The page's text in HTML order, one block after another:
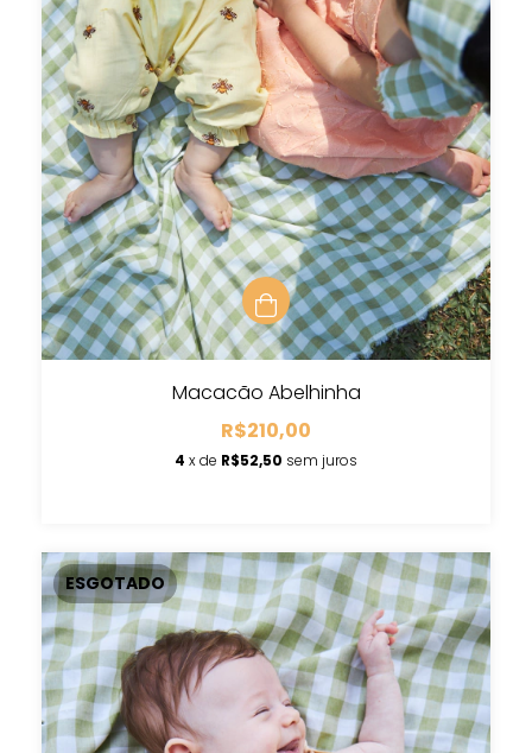
Macacão Abelhinha
R$210,00
4 x de R$52,50 sem juros
ESGOTADO